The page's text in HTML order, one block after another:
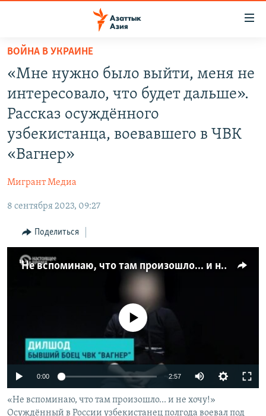
Вернуться
основному
содержанию
Вернутся
главной
навигации
УЗБЕКИСТАН
ТАДЖИКИСТАН
ВОЙНА В УКРАИНЕ
НА ДРУГИХ ЯЗЫКАХ
ҚАЗАҚША
ТОҶИКӢ
TÜRKMENÇE
ПОДПИШИТЕСЬ НА НАС В СОЦСЕТЯХ
Все сайты РСЕ/РС
ВОЙНА В УКРАИНЕ
«Мне нужно было выйти, меня не
интересовало, что будет дальше».
Рассказ осуждённого
узбекистанца, воевавшего в ЧВК
«Вагнер»
Мигрант Медиа
8 сентября 2023, 09:27
Поделиться
"Не вспоминаю, что там произошло... и не хочу!" Осужденный в России узбекистанец полгода воевал под Бахмутом за ЧВК "Вагнер"
No media source currently available
0:00 2:57
«Не вспоминаю, что там произошло... и не хочу!»
Осуждённый в России узбекистанец полгода воевал под